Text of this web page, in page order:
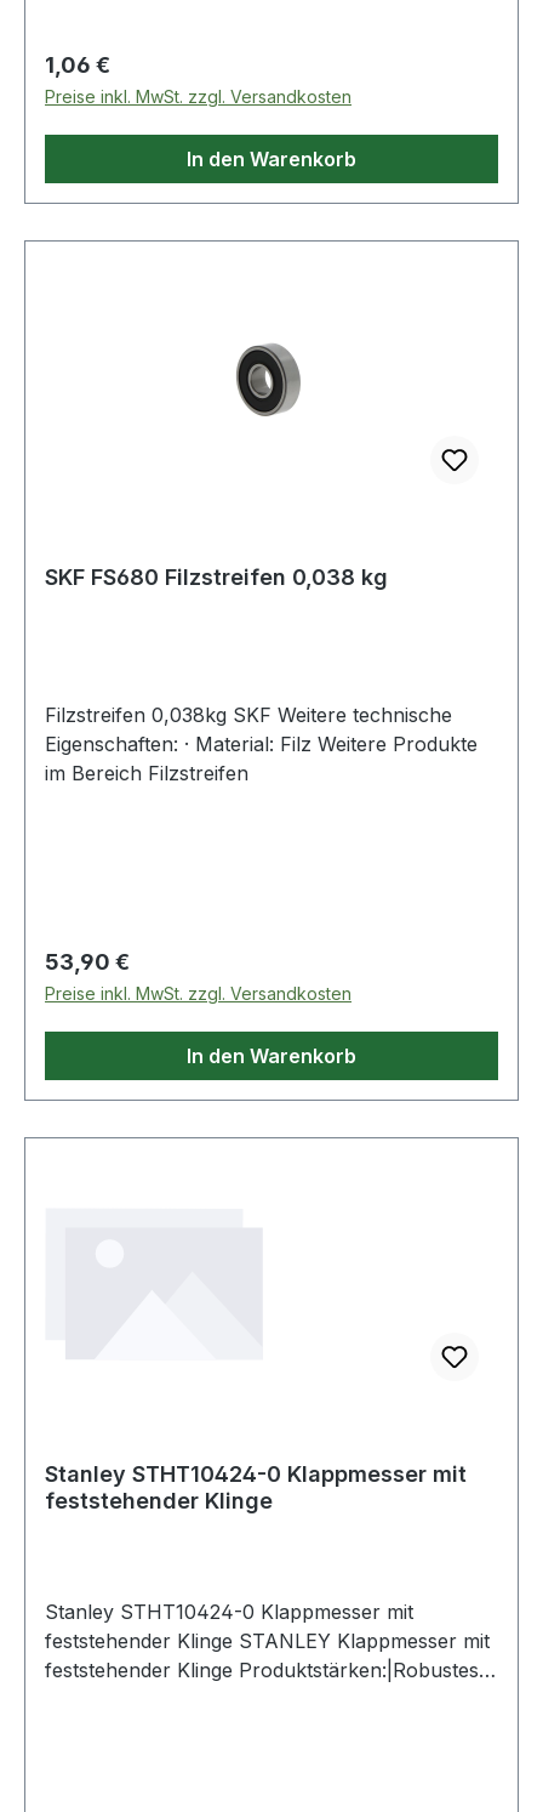
Regulärer Preis:
1,06 €
Preise inkl. MwSt. zzgl. Versandkosten
In den Warenkorb
SKF FS680 Filzstreifen 0,038 kg
Filzstreifen 0,038kg SKF Weitere technische
Eigenschaften: · Material: Filz Weitere Produkte
im Bereich Filzstreifen
Regulärer Preis:
53,90 €
Preise inkl. MwSt. zzgl. Versandkosten
In den Warenkorb
Stanley STHT10424-0 Klappmesser mit
feststehender Klinge
Stanley STHT10424-0 Klappmesser mit
feststehender Klinge STANLEY Klappmesser mit
feststehender Klinge Produktstärken:|Robustes